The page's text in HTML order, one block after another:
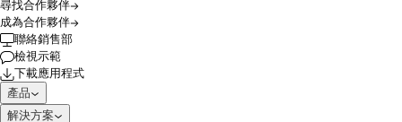
尋找合作夥伴
成為合作夥伴
聯絡銷售部
檢視示範
下載應用程式
產品
解決方案